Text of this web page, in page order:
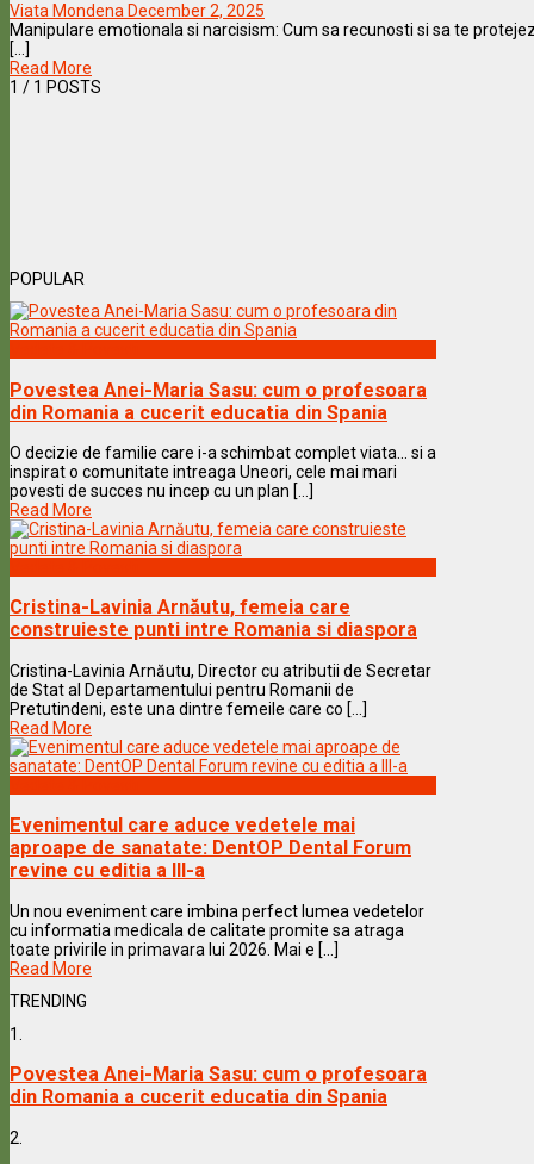
Viata Mondena December 2, 2025
Manipulare emotionala si narcisism: Cum sa recunosti si sa te
[...]
Read More
1 / 1 POSTS
POPULAR
Povestea Anei-Maria Sasu: cum o profesoara
din Romania a cucerit educatia din Spania
O decizie de familie care i-a schimbat complet viata… si a
inspirat o comunitate intreaga Uneori, cele mai mari
povesti de succes nu incep cu un plan [...]
Read More
Cristina-Lavinia Arnăutu, femeia care
construieste punti intre Romania si diaspora
Cristina-Lavinia Arnăutu, Director cu atributii de Secretar
de Stat al Departamentului pentru Romanii de
Pretutindeni, este una dintre femeile care co [...]
Read More
Evenimentul care aduce vedetele mai
aproape de sanatate: DentOP Dental Forum
revine cu editia a III-a
Un nou eveniment care imbina perfect lumea vedetelor
cu informatia medicala de calitate promite sa atraga
toate privirile in primavara lui 2026. Mai e [...]
Read More
TRENDING
1.
Povestea Anei-Maria Sasu: cum o profesoara
din Romania a cucerit educatia din Spania
2.